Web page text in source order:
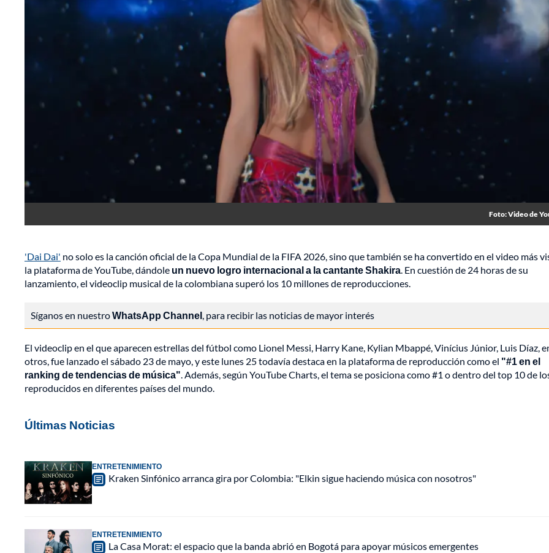
Foto: Video de
'Dai Dai' no solo es la canción oficial de la Copa Mundial de la FIFA 2026, sino que también se ha convertido en el video más
la plataforma de YouTube, dándole un nuevo logro internacional a la cantante Shakira. En cuestión de 24 horas de su
lanzamiento, el videoclip musical de la colombiana superó los 10 millones de reproducciones.
Síganos en nuestroWhatsApp Channel, para recibir las noticias de mayor interés
El videoclip en el que aparecen estrellas del fútbol como Lionel Messi, Harry Kane, Kylian Mbappé, Vinícius Júnior, Luis Díaz,
otros, fue lanzado el sábado 23 de mayo, y este lunes 25 todavía destaca en la plataforma de reproducción como el "#1 en el
ranking de tendencias de música". Además, según YouTube Charts, el tema se posiciona como #1 o dentro del top 10 de
reproducidos en diferentes países del mundo.
Últimas Noticias
ENTRETENIMIENTO
Kraken Sinfónico arranca gira por Colombia: "Elkin sigue haciendo música con nosotros"
ENTRETENIMIENTO
La Casa Morat: el espacio que la banda abrió en Bogotá para apoyar músicos emergentes